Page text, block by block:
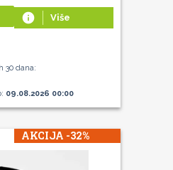
info Više
30 dana:
09.08.2026 00:00
AKCIJA -32%